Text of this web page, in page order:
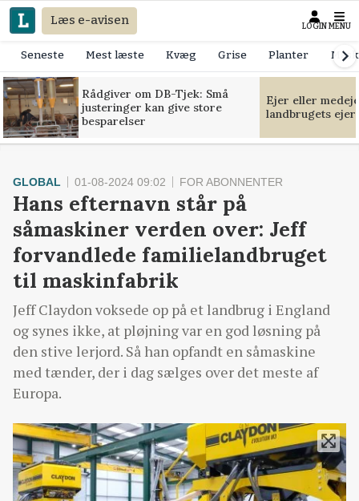
Læs e-avisen LOGIN MENU
Seneste Mest læste Kvæg Grise Planter
Rådgiver om DB-Tjek: Små
justeringer kan give store
besparelser
Ejer eller
landbrugets
GLOBAL 01-08-2024 09:02 FOR ABONNENTER
Hans efternavn står på
såmaskiner verden over: Jeff
forvandlede familielandbruget
til maskinfabrik
Jeff Claydon voksede op på et landbrug i England
og synes ikke, at pløjning var en god løsning på
den stive lerjord. Så han opfandt en såmaskine
med tænder, der i dag sælges over det meste af
Europa.